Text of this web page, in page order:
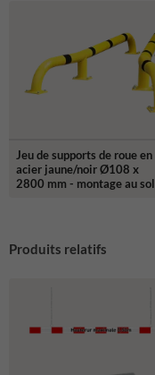
Jeu de supports de roue en
acier jaune/noir Ø108 x
2800 mm - montage au sol
Produits relatifs